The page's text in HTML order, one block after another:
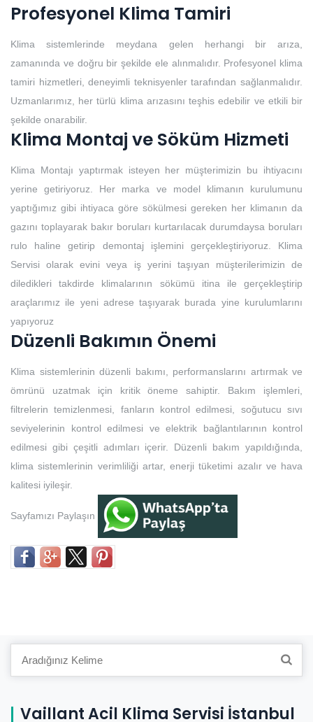
Profesyonel Klima Tamiri
Klima sistemlerinde meydana gelen herhangi bir arıza,
zamanında ve doğru bir şekilde ele alınmalıdır. Profesyonel klima
tamiri hizmetleri, deneyimli teknisyenler tarafından sağlanmalıdır.
Uzmanlarımız, her türlü klima arızasını teşhis edebilir ve etkili bir
şekilde onarabilir.
Klima Montaj ve Söküm Hizmeti
Klima Montajı yaptırmak isteyen her müşterimizin bu ihtiyacını
yerine getiriyoruz. Her marka ve model klimanın kurulumunu
yaptığımız gibi ihtiyaca göre sökülmesi gereken her klimanın da
gazını toplayarak bakır boruları kurtarılacak durumdaysa boruları
rulo haline getirip demontaj işlemini gerçekleştiriyoruz. Klima
Servisi olarak evini veya iş yerini taşıyan müşterilerimizin de
diledikleri takdirde klimalarının sökümü itina ile gerçekleştirip
araçlarımız ile yeni adrese taşıyarak burada yine kurulumlarını
yapıyoruz
Düzenli Bakımın Önemi
Klima sistemlerinin düzenli bakımı, performanslarını artırmak ve
ömrünü uzatmak için kritik öneme sahiptir. Bakım işlemleri,
filtrelerin temizlenmesi, fanların kontrol edilmesi, soğutucu sıvı
seviyelerinin kontrol edilmesi ve elektrik bağlantılarının kontrol
edilmesi gibi çeşitli adımları içerir. Düzenli bakım yapıldığında,
klima sistemlerinin verimliliği artar, enerji tüketimi azalır ve hava
kalitesi iyileşir.
Sayfamızı Paylaşın
Vaillant Acil Klima Servisi İstanbul